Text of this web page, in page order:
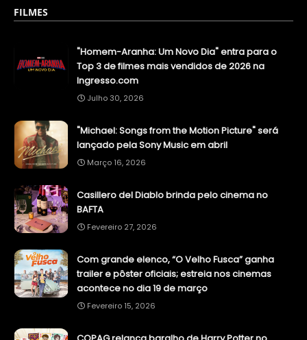
FILMES
"Homem-Aranha: Um Novo Dia" entra para o
Top 3 de filmes mais vendidos de 2026 na
Ingresso.com
Julho 30, 2026
"Michael: Songs from the Motion Picture" será
lançado pela Sony Music em abril
Março 16, 2026
Casillero del Diablo brinda pelo cinema no
BAFTA
Fevereiro 27, 2026
Com grande elenco, “O Velho Fusca” ganha
trailer e pôster oficiais; estreia nos cinemas
acontece no dia 19 de março
Fevereiro 15, 2026